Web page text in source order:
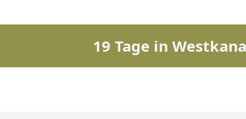
19 Tage in